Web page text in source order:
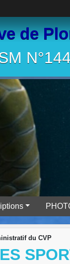
de
du CVP